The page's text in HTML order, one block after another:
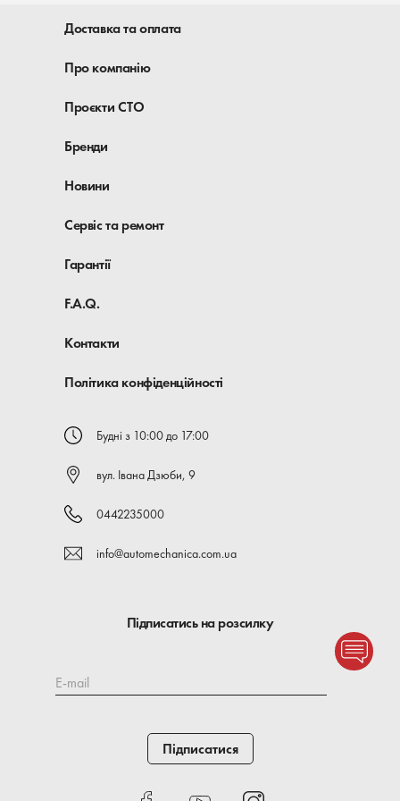
Доставка та оплата
Про компанію
Проєкти СТО
Бренди
Новини
Сервіс та ремонт
Гарантії
F.A.Q.
Контакти
Політика конфіденційності
Будні з 10:00 до 17:00
вул. Івана Дзюби, 9
0442235000
info@automechanica.com.ua
Підписатись на розсилку
E-mail
Підписатися